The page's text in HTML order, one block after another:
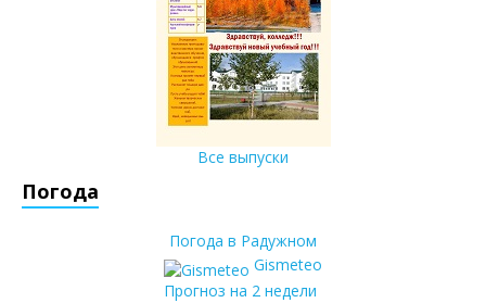
Все выпуски
Погода
Погода в Радужном
Gismeteo
Прогноз на 2 недели